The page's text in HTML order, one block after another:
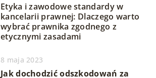
Etyka i zawodowe standardy w
kancelarii prawnej: Dlaczego warto
wybrać prawnika zgodnego z
etycznymi zasadami
8 maja 2023
Jak dochodzić odszkodowań za